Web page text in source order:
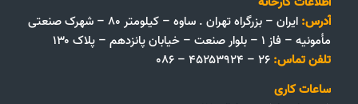
آدرس:
ایران – بزرگراه تهران . ساوه – کیلومتر ۸۰ – شهرک صنعتی
مأمونیه – فاز ۱ – بلوار صنعت – خیابان پانزدهم – پلاک ۱۳۰
تلفن تماس:
ساعات کاری